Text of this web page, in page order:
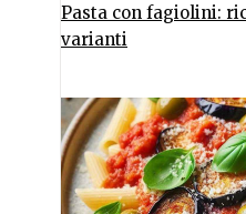
Pasta con fagiolini:
varianti